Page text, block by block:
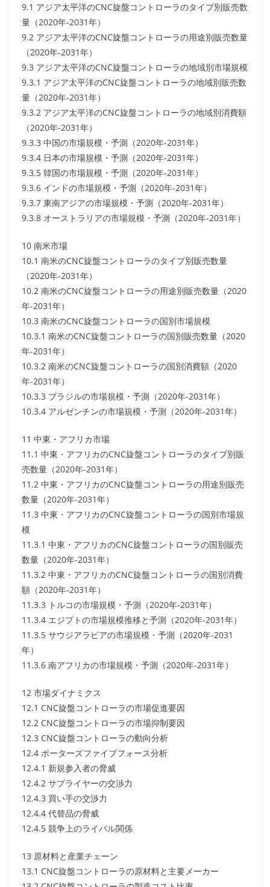
9.1 アジア太平洋のCNC旋盤コントローラのタイプ別販売数
量（2020年-2031年）
9.2 アジア太平洋のCNC旋盤コントローラの用途別販売数量
（2020年-2031年）
9.3 アジア太平洋のCNC旋盤コントローラの地域別市場規模
9.3.1 アジア太平洋のCNC旋盤コントローラの地域別販売数
量（2020年-2031年）
9.3.2 アジア太平洋のCNC旋盤コントローラの地域別消費額
（2020年-2031年）
9.3.3 中国の市場規模・予測（2020年-2031年）
9.3.4 日本の市場規模・予測（2020年-2031年）
9.3.5 韓国の市場規模・予測（2020年-2031年）
9.3.6 インドの市場規模・予測（2020年-2031年）
9.3.7 東南アジアの市場規模・予測（2020年-2031年）
9.3.8 オーストラリアの市場規模・予測（2020年-2031年）
10 南米市場
10.1 南米のCNC旋盤コントローラのタイプ別販売数量
（2020年-2031年）
10.2 南米のCNC旋盤コントローラの用途別販売数量（2020
年-2031年）
10.3 南米のCNC旋盤コントローラの国別市場規模
10.3.1 南米のCNC旋盤コントローラの国別販売数量（2020
年-2031年）
10.3.2 南米のCNC旋盤コントローラの国別消費額（2020
年-2031年）
10.3.3 ブラジルの市場規模・予測（2020年-2031年）
10.3.4 アルゼンチンの市場規模・予測（2020年-2031年）
11 中東・アフリカ市場
11.1 中東・アフリカのCNC旋盤コントローラのタイプ別販
売数量（2020年-2031年）
11.2 中東・アフリカのCNC旋盤コントローラの用途別販売
数量（2020年-2031年）
11.3 中東・アフリカのCNC旋盤コントローラの国別市場規
模
11.3.1 中東・アフリカのCNC旋盤コントローラの国別販売
数量（2020年-2031年）
11.3.2 中東・アフリカのCNC旋盤コントローラの国別消費
額（2020年-2031年）
11.3.3 トルコの市場規模・予測（2020年-2031年）
11.3.4 エジプトの市場規模推移と予測（2020年-2031年）
11.3.5 サウジアラビアの市場規模・予測（2020年-2031
年）
11.3.6 南アフリカの市場規模・予測（2020年-2031年）
12 市場ダイナミクス
12.1 CNC旋盤コントローラの市場促進要因
12.2 CNC旋盤コントローラの市場抑制要因
12.3 CNC旋盤コントローラの動向分析
12.4 ポーターズファイブフォース分析
12.4.1 新規参入者の脅威
12.4.2 サプライヤーの交渉力
12.4.3 買い手の交渉力
12.4.4 代替品の脅威
12.4.5 競争上のライバル関係
13 原材料と産業チェーン
13.1 CNC旋盤コントローラの原材料と主要メーカー